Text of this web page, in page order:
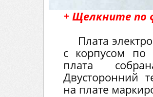
+ Щелкните по
Плата
с корпусом по
плата
Двусторонний
на плате